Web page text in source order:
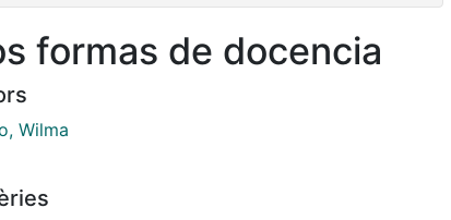
formas de docencia
Wilma